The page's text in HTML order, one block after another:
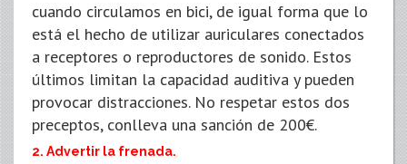
cuando circulamos en bici, de igual forma que lo
está el hecho de utilizar auriculares conectados
a receptores o reproductores de sonido. Estos
últimos limitan la capacidad auditiva y pueden
provocar distracciones. No respetar estos dos
preceptos, conlleva una sanción de 200€.
2. Advertir la frenada.